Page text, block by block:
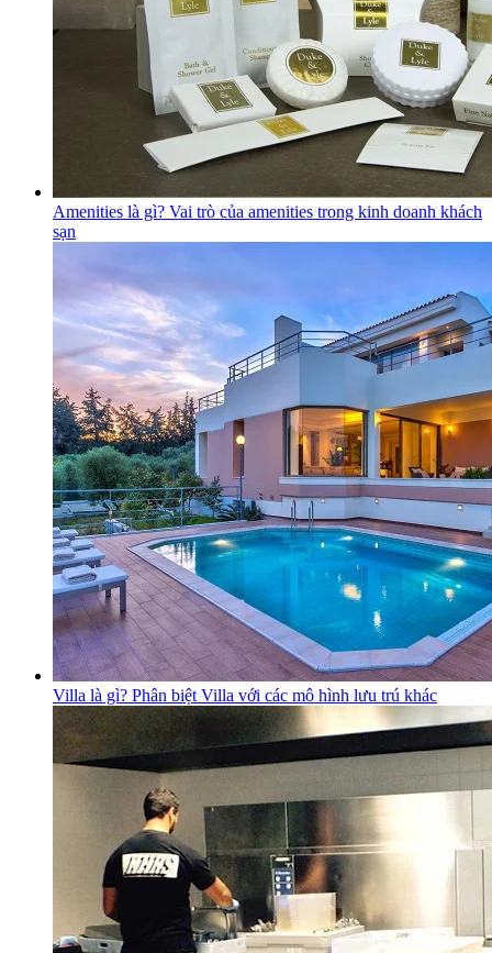
Amenities là gì? Vai trò của amenities trong kinh doanh khách
sạn
Villa là gì? Phân biệt Villa với các mô hình lưu trú khác